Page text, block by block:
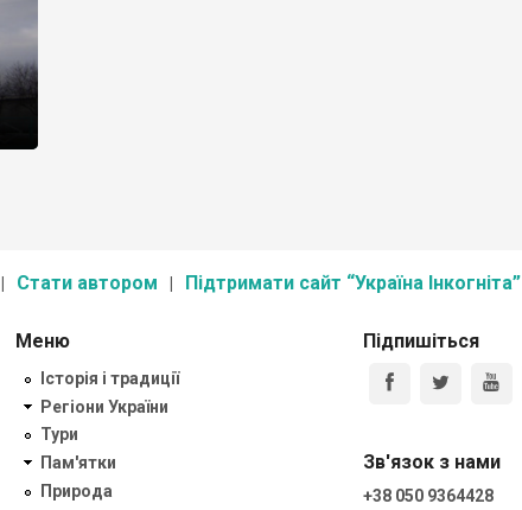
Стати автором Підтримати сайт “Україна Інкогніта”
Меню
Історія і традиції
Регіони України
Тури
Пам'ятки
Природа
Підпишіться
Зв'язок з нами
+38 050 9364428